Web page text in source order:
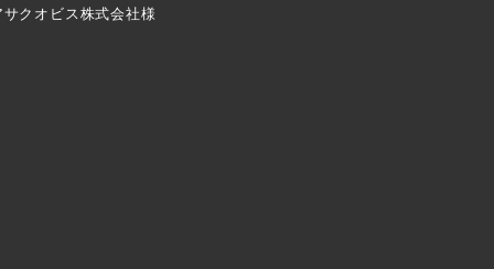
サクオビス株式会社様